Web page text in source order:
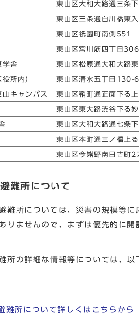
東山区大和大路通三条
東山区三条通白川橋東
東山区祇園町南側551
東山区宮川筋四丁目306
学舎 東山区松原通大和大路
所内） 東山区清水五丁目130-6
キャンパス 東山区鞘町通正面下る
東山区東大路渋谷下る
東山区大和大路通七条
東山区本町通三ノ橋上
東山区今熊野南日吉町
難所について
所については、災害の規模等に
りませんので、まずは優先的に
の詳細な情報等については、以
難所について詳しくはこちらから